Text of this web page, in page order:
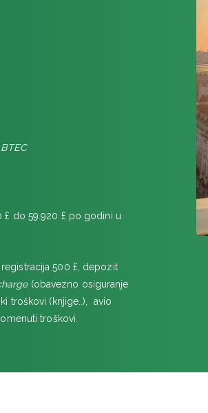
£ do 59.920 £ po godini u
500 £, depozit
(obavezno osiguranje
troškovi (knjige..), avio
troškovi.